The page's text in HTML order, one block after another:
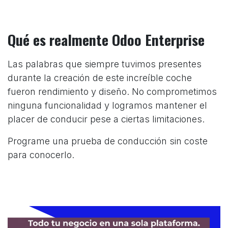
Qué es realmente Odoo Enterprise
Las palabras que siempre tuvimos presentes
durante la creación de este increíble coche
fueron rendimiento y diseño. No comprometimos
ninguna funcionalidad y logramos mantener el
placer de conducir pese a ciertas limitaciones.
Programe una prueba de conducción sin coste
para conocerlo.